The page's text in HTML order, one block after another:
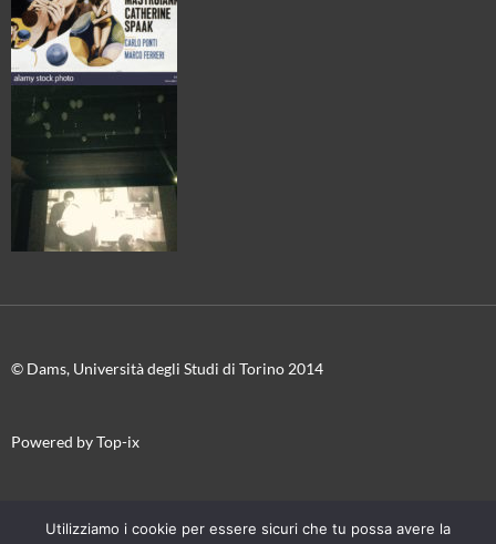
© Dams, Università degli Studi di Torino 2014
Powered by Top-ix
CinemaUtilizziamo i cookie per essere sicuri che tu possa avere la